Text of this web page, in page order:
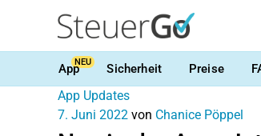
AppNEU Sicherheit Preise
App Updates
7. Juni 2022 von Chanice Pöppel